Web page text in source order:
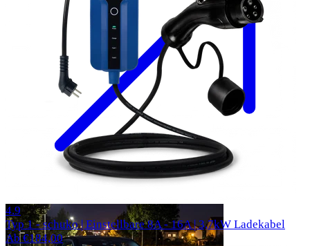
4.957 Bewertungen
Typ 1 - schuko | Einstellbare 8A - 16A | 3,7kW Ladekabel
Ab €184,00